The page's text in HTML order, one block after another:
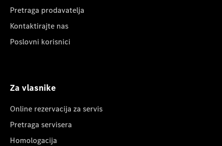
Pretraga prodavatelja
Kontaktirajte nas
Poslovni korisnici
Za vlasnike
Online rezervacija za servis
Pretraga servisera
Homologacija